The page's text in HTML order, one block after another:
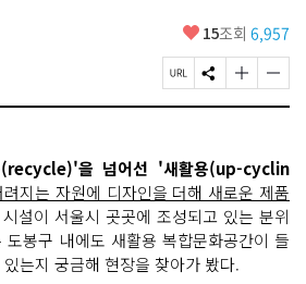
좋
요
15조회 6,957
페
이
R
L
복
사
S
N
유
하
기
글
자
게
변
경
하
기
글
자
작
게
변
경
하
기
(recycle)'을 넘어선 '새활용(up-cyclin
려지는 자원에 디자인을 더해 새로운 제품
시설이 서울시 곳곳에 조성되고 있는 분위
도봉구 내에도 새활용 복합문화공간이 들
는지 궁금해 현장을 찾아가 봤다.